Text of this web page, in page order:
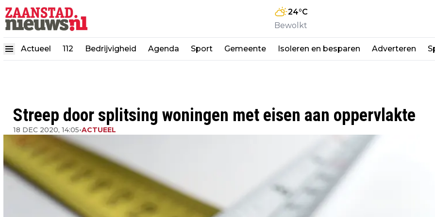
24°C
Bewolkt
Actueel 112 Bedrijvigheid Agenda Sport Gemeente Isoleren en besparen Adverteren
Streep door splitsing woningen met eisen aan oppervlakte
18 DEC 2020, 14:05•ACTUEEL